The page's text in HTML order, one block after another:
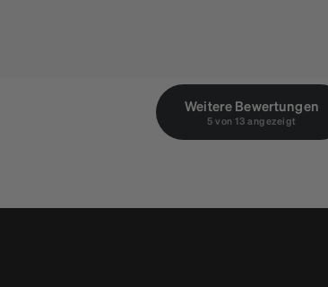
Weitere Bewertungen
5 von 13 angezeigt